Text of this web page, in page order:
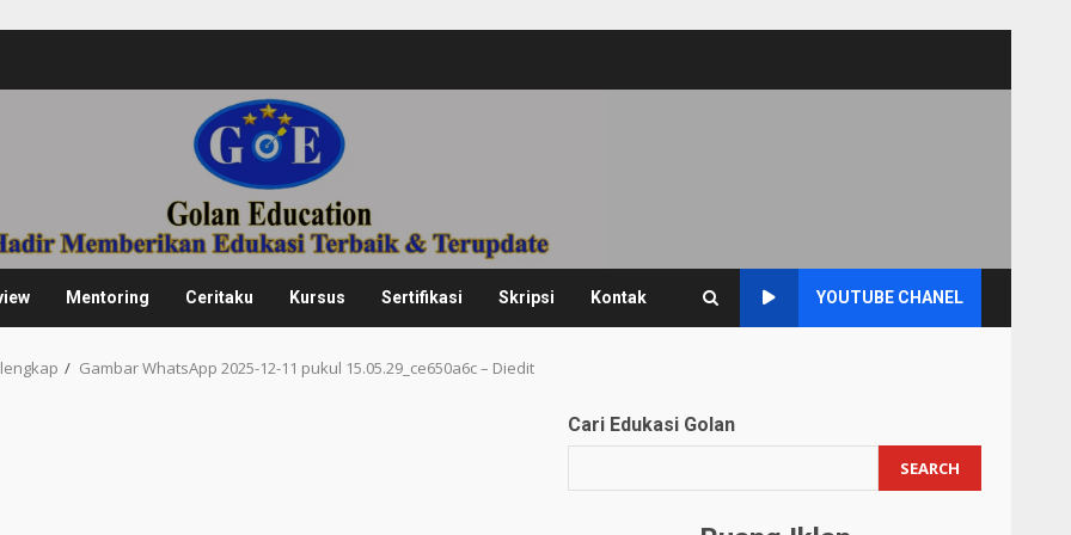
Mentoring Ceritaku Kursus Sertifikasi Skripsi Kontak YOUTUBE CHANEL
Gambar WhatsApp 2025-12-11 pukul 15.05.29_ce650a6c – Diedit
Cari Edukasi Golan
SEARCH